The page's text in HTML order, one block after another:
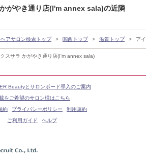
スサラ かがやき通り店(I'm annex sala)
がやき通り店(I'm annex sala)の近隣
アサロン検索トップ 関西トップ 滋賀トップ ア
Beautyとサロンボード導入のご案内
をご希望のサロン様はこちら
約
プライバシーポリシー
利用規約
ご利用ガイド
ヘルプ